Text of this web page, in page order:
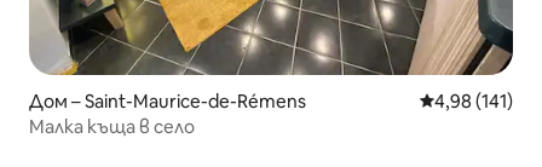
Дом – Saint-Maurice-de-Rémens Средна
4,98 (141)
Малка къща в село